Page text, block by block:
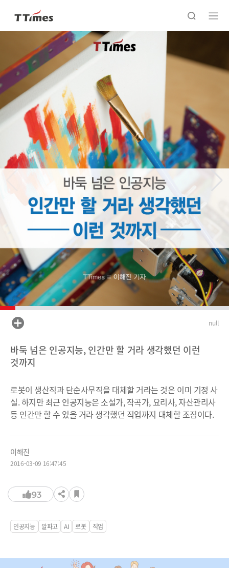
null
바둑 넘은 인공지능, 인간만 할 거라 생각했던 이런
것까지
로봇이 생산직과 단순사무직을 대체할 거라는 것은 이미 기정 사
실. 하지만 최근 인공지능은 소설가, 작곡가, 요리사, 자산관리사
등 인간만 할 수 있을 거라 생각했던 직업까지 대체할 조짐이다.
이해진
2016-03-09 16:47:45
93
인공지능 알파고 AI 로봇 직업